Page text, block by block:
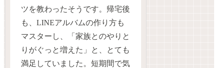
ツを教わったそうです。帰宅後
も、LINEアルバムの作り方も
マスターし、「家族とのやりと
りがぐっと増えた」と、とても
満足していました。短期間で気